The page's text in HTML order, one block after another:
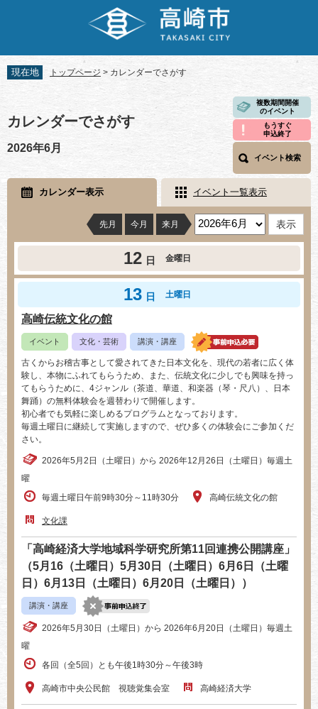
先
頭
を
飛
て
本
現在地 トップページ > カレンダーでさがす
文
カレンダーでさがす
複数期間開催
のイベント
もうすぐ
申込終了
イベント検索
2026年6月
カレンダー表示 イベント一覧表示
先月 今月 来月
12 日 金曜日
13 日 土曜日
高崎伝統文化の館
イベント 文化・芸術 講演・講座
古くからお稽古事として愛されてきた日本文化を、現代の若者に広く体
験し、本物にふれてもらうため、また、伝統文化に少しでも興味を持っ
てもらうために、4ジャンル（茶道、華道、和楽器（琴・尺八）、日本
舞踊）の無料体験会を週替わりで開催します。
初心者でも気軽に楽しめるプログラムとなっております。
毎週土曜日に継続して実施しますので、ぜひ多くの体験会にご参加くだ
さい。
2026年5月2日（土曜日）から 2026年12月26日（土曜日）毎週土
曜
毎週土曜日午前9時30分～11時30分
高崎伝統文化の館
文化課
「高崎経済大学地域科学研究所第11回連携公開講座」
（5月16（土曜日）5月30日（土曜日）6月6日（土曜
日）6月13日（土曜日）6月20日（土曜日））
講演・講座
2026年5月30日（土曜日）から 2026年6月20日（土曜日）毎週土
曜
各回（全5回）とも午後1時30分～午後3時
高崎市中央公民館 視聴覚集会室 高崎経済大学